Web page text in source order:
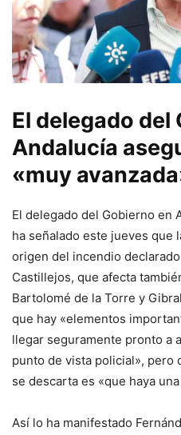
El delegado del
Andalucía
«muy
El delegado del Gobierno en
ha señalado este jueves que
origen del incendio
Castillejos, que afecta
Bartolomé de la Torre y
que hay «elementos
llegar seguramente pronto a
punto de vista policial», pero
se descarta es «que haya
Así lo ha manifestado